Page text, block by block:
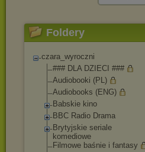
Foldery
czara_wyroczni
### DLA DZIECI ###
Audiobooki (PL)
Audiobooks (ENG)
Babskie kino
BBC Radio Drama
Brytyjskie seriale
komediowe
Filmowe baśnie i fantasy